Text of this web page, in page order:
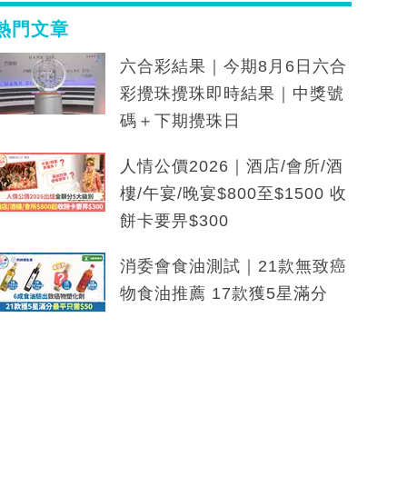
門文章
六合彩結果｜今期8月6日六合
彩攪珠攪珠即時結果｜中獎號
碼＋下期攪珠日
人情公價2026｜酒店/會所/酒
樓/午宴/晚宴$800至$1500 收
餅卡要畀$300
消委會食油測試｜21款無致癌
物食油推薦 17款獲5星滿分